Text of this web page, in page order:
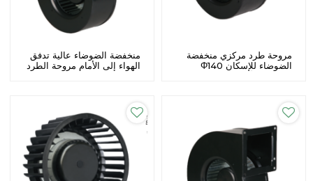
مروحة طرد مركزي منخفضة
الضوضاء للإسكان Φ140
منخفضة الضوضاء عالية تدفق
الهواء إلى الأمام مروحة الطرد